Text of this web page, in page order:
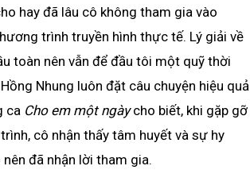
hay đã lâu cô không tham gia vào
trình truyền hình thực tế. Lý giải về
toàn nên vẫn để đầu tôi một quỹ thời
Nhung luôn đặt câu chuyện hiệu quả
ca Cho em một ngàycho biết, khi gặp gỡ
cô nhận thấy tâm huyết và sự hy
đã nhận lời tham gia.